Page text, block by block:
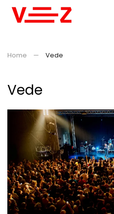
Home Vede
Vede